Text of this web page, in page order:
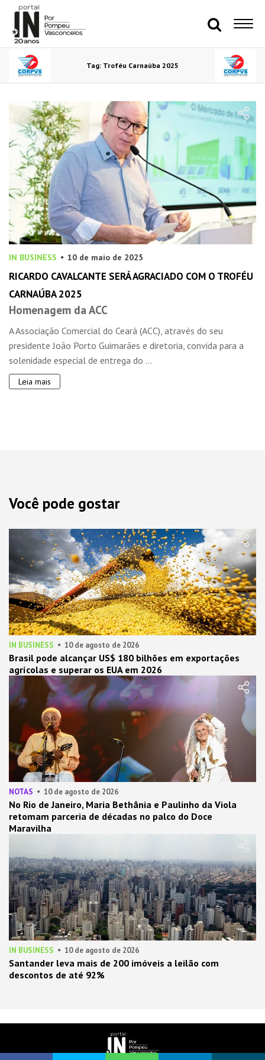
Tag: Troféu Carnaúba 2025
IN BUSINESS 10 de maio de 2025
RICARDO CAVALCANTE SERÁ AGRACIADO COM O TROFÉU
CARNAÚBA 2025
Homenagem da ACC
A Associação Comercial do Ceará (ACC), através do seu
presidente João Porto Guimarães e diretoria, convida para a
solenidade especial de entrega do ...
Leia mais
Você pode gostar
IN BUSINESS 10 de agosto de 2026
Brasil pode alcançar US$ 180 bilhões em exportações
agrícolas e superar os EUA em 2026
NOTAS 10 de agosto de 2026
No Rio de Janeiro, Maria Bethânia e Paulinho da Viola
retomam parceria de décadas no palco do Doce
Maravilha
IN BUSINESS 10 de agosto de 2026
Santander leva mais de 200 imóveis a leilão com
descontos de até 92%